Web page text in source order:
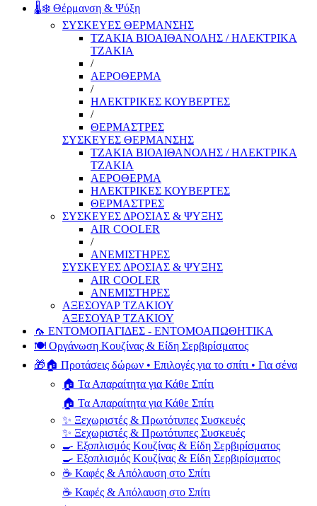
🌡️❄️ Θέρμανση & Ψύξη
ΣΥΣΚΕΥΕΣ ΘΕΡΜΑΝΣΗΣ
ΤΖΑΚΙΑ ΒΙΟΑΙΘΑΝΟΛΗΣ / ΗΛΕΚΤΡΙΚΑ
ΤΖΑΚΙΑ
/
ΑΕΡΟΘΕΡΜΑ
/
ΗΛΕΚΤΡΙΚΕΣ ΚΟΥΒΕΡΤΕΣ
/
ΘΕΡΜΑΣΤΡΕΣ
ΣΥΣΚΕΥΕΣ ΘΕΡΜΑΝΣΗΣ
ΤΖΑΚΙΑ ΒΙΟΑΙΘΑΝΟΛΗΣ / ΗΛΕΚΤΡΙΚΑ
ΤΖΑΚΙΑ
ΑΕΡΟΘΕΡΜΑ
ΗΛΕΚΤΡΙΚΕΣ ΚΟΥΒΕΡΤΕΣ
ΘΕΡΜΑΣΤΡΕΣ
ΣΥΣΚΕΥΕΣ ΔΡΟΣΙΑΣ & ΨΥΞΗΣ
AIR COOLER
/
ΑΝΕΜΙΣΤΗΡΕΣ
ΣΥΣΚΕΥΕΣ ΔΡΟΣΙΑΣ & ΨΥΞΗΣ
AIR COOLER
ΑΝΕΜΙΣΤΗΡΕΣ
ΑΞΕΣΟΥΑΡ ΤΖΑΚΙΟΥ
ΑΞΕΣΟΥΑΡ ΤΖΑΚΙΟΥ
🦟 ΕΝΤΟΜΟΠΑΓΙΔΕΣ - ΕΝΤΟΜΟΑΠΩΘΗΤΙΚΑ
🍽️ Οργάνωση Κουζίνας & Είδη Σερβιρίσματος
🎁🏠 Προτάσεις δώρων • Επιλογές για το σπίτι • Για σένα
🏠 Τα Απαραίτητα για Κάθε Σπίτι
🏠 Τα Απαραίτητα για Κάθε Σπίτι
✨ Ξεχωριστές & Πρωτότυπες Συσκευές
✨ Ξεχωριστές & Πρωτότυπες Συσκευές
🍳 Εξοπλισμός Κουζίνας & Είδη Σερβιρίσματος
🍳 Εξοπλισμός Κουζίνας & Είδη Σερβιρίσματος
☕ Καφές & Απόλαυση στο Σπίτι
☕ Καφές & Απόλαυση στο Σπίτι